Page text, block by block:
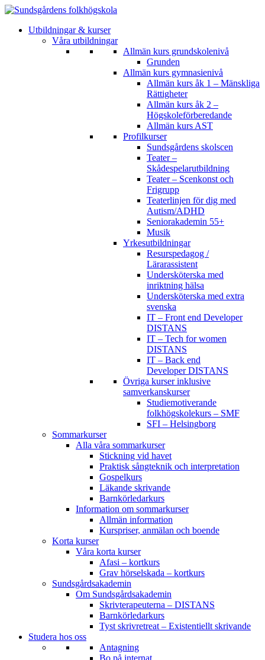
Utbildningar & kurser
Våra utbildningar
Allmän kurs grundskolenivå
Grunden
Allmän kurs gymnasienivå
Allmän kurs åk 1 – Mänskliga
Rättigheter
Allmän kurs åk 2 –
Högskoleförberedande
Allmän kurs AST
Profilkurser
Sundsgårdens skolscen
Teater –
Skådespelarutbildning
Teater – Scenkonst och
Frigrupp
Teaterlinjen för dig med
Autism/ADHD
Seniorakademin 55+
Musik
Yrkesutbildningar
Resurspedagog /
Lärarassistent
Undersköterska med
inriktning hälsa
Undersköterska med extra
svenska
IT – Front end Developer
DISTANS
IT – Tech for women
DISTANS
IT – Back end
Developer DISTANS
Övriga kurser inklusive
samverkanskurser
Studiemotiverande
folkhögskolekurs – SMF
SFI – Helsingborg
Sommarkurser
Alla våra sommarkurser
Stickning vid havet
Praktisk sångteknik och interpretation
Gospelkurs
Läkande skrivande
Barnkörledarkurs
Information om sommarkurser
Allmän information
Kurspriser, anmälan och boende
Korta kurser
Våra korta kurser
Afasi – kortkurs
Grav hörselskada – kortkurs
Sundsgårdsakademin
Om Sundsgårdsakademin
Skrivterapeuterna – DISTANS
Barnkörledarkurs
Tyst skrivretreat – Existentiellt skrivande
Studera hos oss
Antagning
Bo på internat